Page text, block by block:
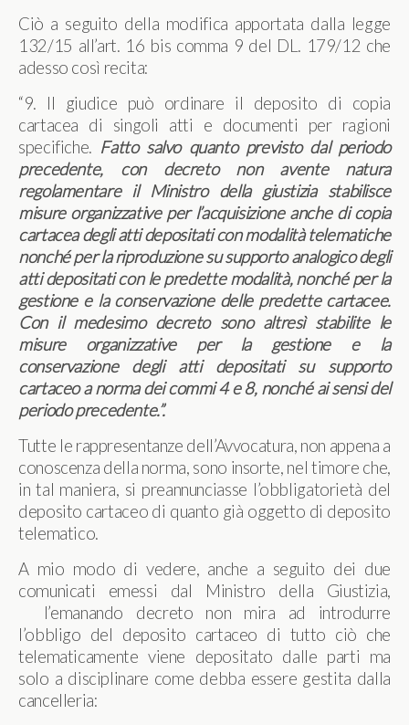
Ciò a seguito della modifica apportata dalla legge
132/15 all’art. 16 bis comma 9 del DL. 179/12 che
adesso così recita:
“9. Il giudice può ordinare il deposito di copia
cartacea di singoli atti e documenti per ragioni
specifiche. Fatto salvo quanto previsto dal periodo
precedente, con decreto non avente natura
regolamentare il Ministro della giustizia stabilisce
misure organizzative per l’acquisizione anche di copia
cartacea degli atti depositati con modalità telematiche
nonché per la riproduzione su supporto analogico degli
atti depositati con le predette modalità, nonché per la
gestione e la conservazione delle predette cartacee.
Con il medesimo decreto sono altresì stabilite le
misure organizzative per la gestione e la
conservazione degli atti depositati su supporto
cartaceo a norma dei commi 4 e 8, nonché ai sensi del
periodo precedente.”.
Tutte le rappresentanze dell’Avvocatura, non appena a
conoscenza della norma, sono insorte, nel timore che,
in tal maniera, si preannunciasse l’obbligatorietà del
deposito cartaceo di quanto già oggetto di deposito
telematico.
A mio modo di vedere, anche a seguito dei due
comunicati emessi dal Ministro della Giustizia,
l’emanando decreto non mira ad introdurre
l’obbligo del deposito cartaceo di tutto ciò che
telematicamente viene depositato dalle parti ma
solo a disciplinare come debba essere gestita dalla
cancelleria: